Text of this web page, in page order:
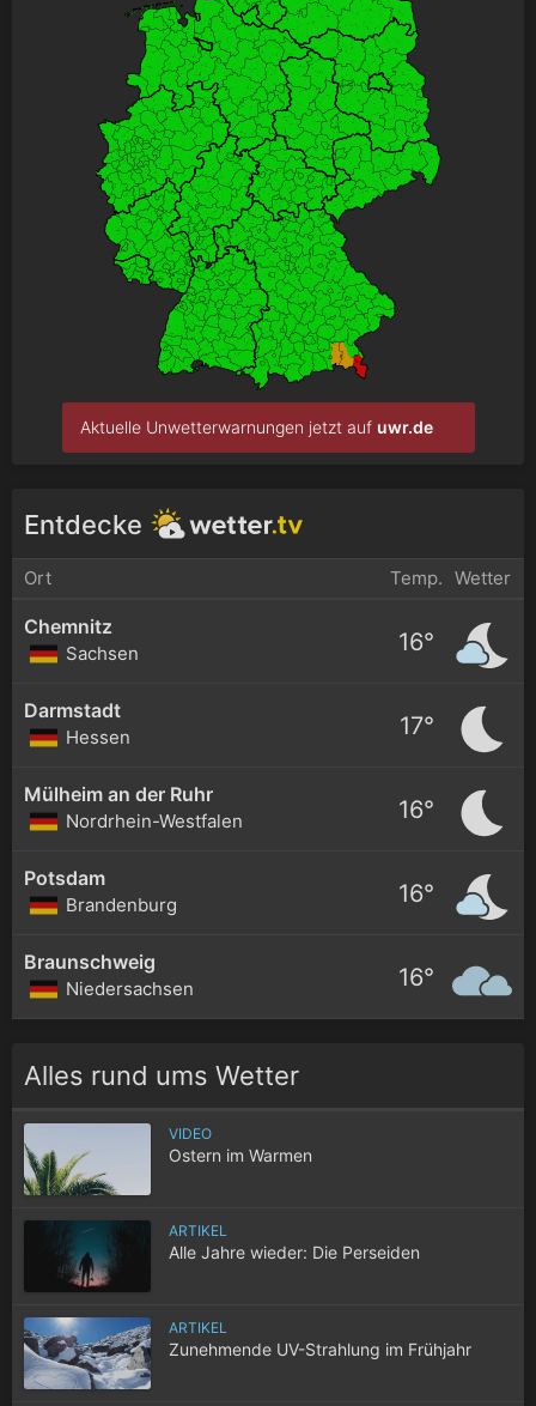
Aktuelle Unwetterwarnungen jetzt auf uwr.de
Entdecke
Ort Temp. Wetter
Chemnitz
Sachsen 16°
Darmstadt
Hessen 17°
Mülheim an der Ruhr
Nordrhein-Westfalen 16°
Potsdam
Brandenburg 16°
Braunschweig
Niedersachsen 16°
Alles rund ums Wetter
VIDEO
Ostern im Warmen
ARTIKEL
Alle Jahre wieder: Die Perseiden
ARTIKEL
Zunehmende UV-Strahlung im Frühjahr